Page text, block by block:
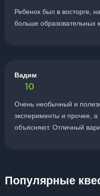
Ребенок был в восторге,
больше образовательных
Вадим
10
Очень необычный и
эксперименты и прочее,
объясняют. Отличный
Популярные